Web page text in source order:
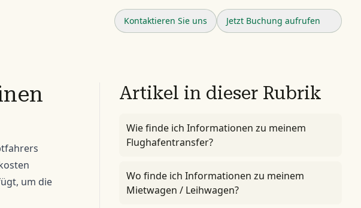
Kontaktieren Sie uns Jetzt Buchung aufrufen
um die
Artikel in dieser Rubrik
Wie finde ich Informationen zu meinem
Flughafentransfer?
Wo finde ich Informationen zu meinem
Mietwagen / Leihwagen?